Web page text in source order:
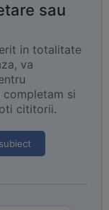
sau
in totalitate
va
si
cititorii.